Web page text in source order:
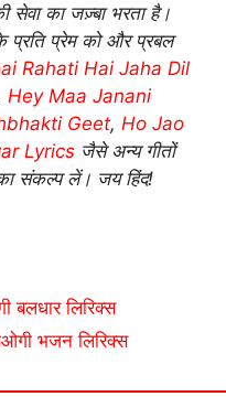
सेवा का जज़्बा भरता है।
प्रति प्रेम को और प्रबल
Rahati Hai Jaha Dil
Hey Maa Janani
Geet, Ho Jao
Lyrics जैसे अन्य गीतों
संकल्प लें। जय हिंद!
बलधार लिरिक्स
भजन लिरिक्स